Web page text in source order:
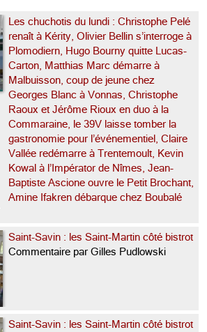
Les chuchotis du lundi : Christophe Pelé
renaît à Kérity, Olivier Bellin s’interroge à
Plomodiern, Hugo Bourny quitte Lucas-
Carton, Matthias Marc démarre à
Malbuisson, coup de jeune chez
Georges Blanc à Vonnas, Christophe
Raoux et Jérôme Rioux en duo à la
Commaraine, le 39V laisse tomber la
gastronomie pour l’événementiel, Claire
Vallée redémarre à Trentemoult, Kevin
Kowal à l’Impérator de Nîmes, Jean-
Baptiste Ascione ouvre le Petit Brochant,
Amine Ifakren débarque chez Boubalé
Saint-Savin : les Saint-Martin côté bistrot
Commentaire par Gilles Pudlowski
Saint-Savin : les Saint-Martin côté bistrot